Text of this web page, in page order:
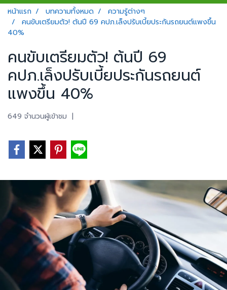
หน้าแรก บทความทั้งหมด
ความรู้ต่างๆ
คนขับเตรียมตัว! ต้นปี 69 คปภ.เล็งปรับเบี้ยประกันรถยนต์แพงขึ้น
40%
คนขับเตรียมตัว! ต้นปี 69
คปภ.เล็งปรับเบี้ยประกันรถยนต์
แพงขึ้น 40%
649 จำนวนผู้เข้าชม |